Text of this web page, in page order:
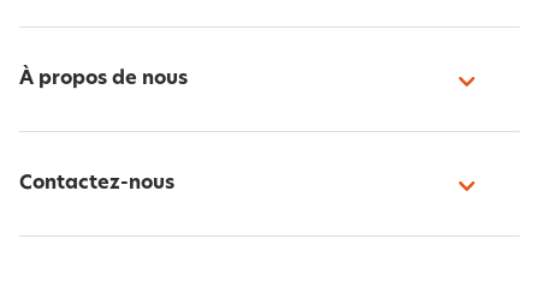
À propos de nous
Contactez-nous